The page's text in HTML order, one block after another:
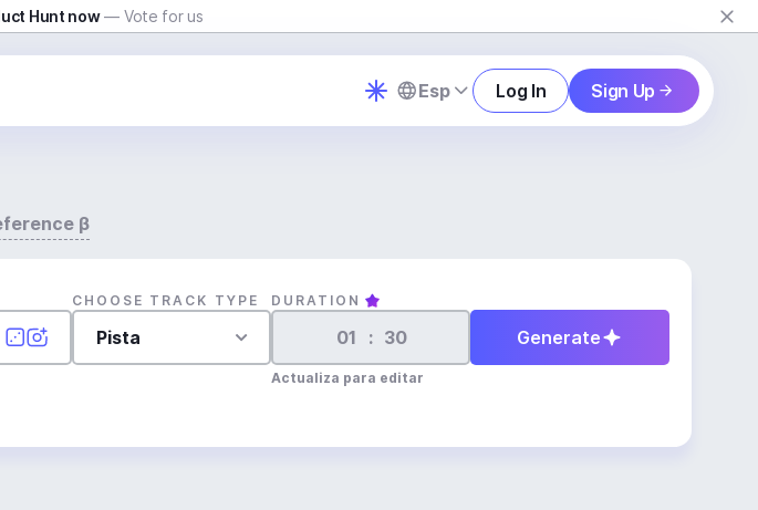
Hunt now — Vote for us
Esp Log In Sign Up
β
CHOOSE TRACK TYPE
Pista
DURATION
:
Actualiza para editar
Generate